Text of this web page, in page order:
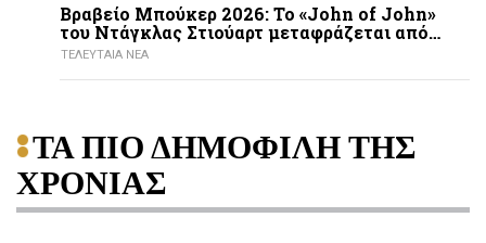
Βραβείο Μπούκερ 2026: Το «John of John»
του Ντάγκλας Στιούαρτ μεταφράζεται από…
ΤΕΛΕΥΤΑΙΑ ΝΕΑ
ΤΑ ΠΙΟ ΔΗΜΟΦΙΛΗ ΤΗΣ
ΧΡΟΝΙΑΣ